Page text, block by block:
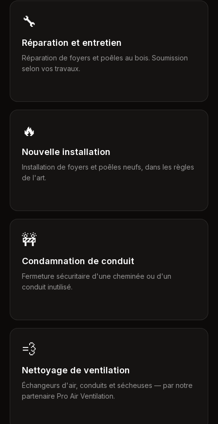
🔧
Réparation et entretien
Réparation de foyers et poêles au bois. Soumission
selon vos travaux.
🔥
Nouvelle installation
Installation de foyers et poêles neufs, dans les règles
de l'art.
🚧
Condamnation de conduit
Fermeture sécuritaire d'une cheminée ou d'un
conduit inutilisé.
💨
Nettoyage de ventilation
Échangeurs d'air, conduits et sécheuses — par notre
partenaire Pro Air Ventilation.